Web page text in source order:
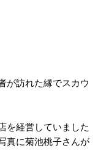
が訪れた縁でスカウ
を経営していました
真に菊池桃子さんが